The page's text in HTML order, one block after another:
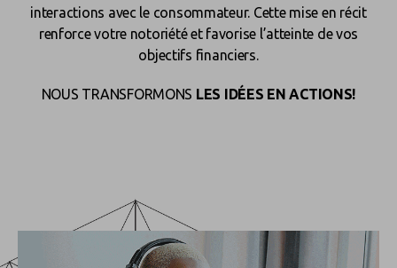
interactions avec le consommateur. Cette mise en récit
renforce votre notoriété et favorise l’atteinte de vos
objectifs financiers.
NOUS TRANSFORMONS LES IDÉES EN ACTIONS!